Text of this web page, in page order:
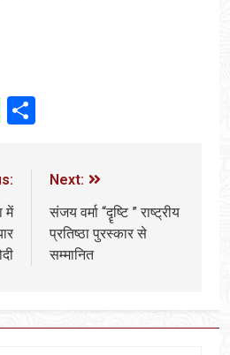
WhatsApp
में
Next:
संजय वर्मा “दॄष्टि ” राष्ट्रीय
प्रतिष्ठा पुरस्कार से
सम्मानित